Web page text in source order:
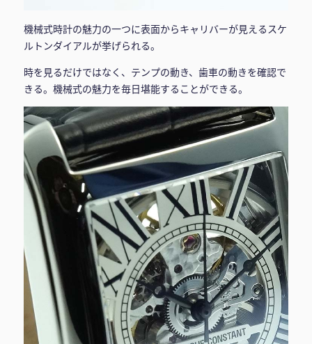
機械式時計の魅力の一つに表面からキャリバーが見えるスケ
ルトンダイアルが挙げられる。
時を見るだけではなく、テンプの動き、歯車の動きを確認で
きる。機械式の魅力を毎日堪能することができる。